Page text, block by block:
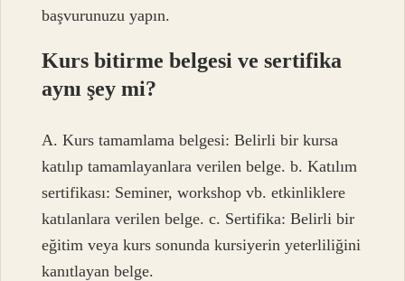
başvurunuzu yapın.
Kurs bitirme belgesi ve sertifika
aynı şey mi?
A. Kurs tamamlama belgesi: Belirli bir kursa
katılıp tamamlayanlara verilen belge. b. Katılım
sertifikası: Seminer, workshop vb. etkinliklere
katılanlara verilen belge. c. Sertifika: Belirli bir
eğitim veya kurs sonunda kursiyerin yeterliliğini
kanıtlayan belge.